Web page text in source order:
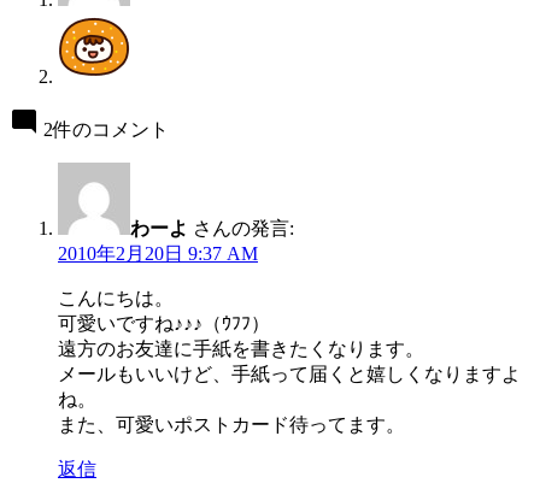
2件のコメント
わーよ さんの発言:
2010年2月20日 9:37 AM
こんにちは。
可愛いですね♪♪♪（ｳﾌﾌ）
遠方のお友達に手紙を書きたくなります。
メールもいいけど、手紙って届くと嬉しくなりますよ
ね。
また、可愛いポストカード待ってます。
返信